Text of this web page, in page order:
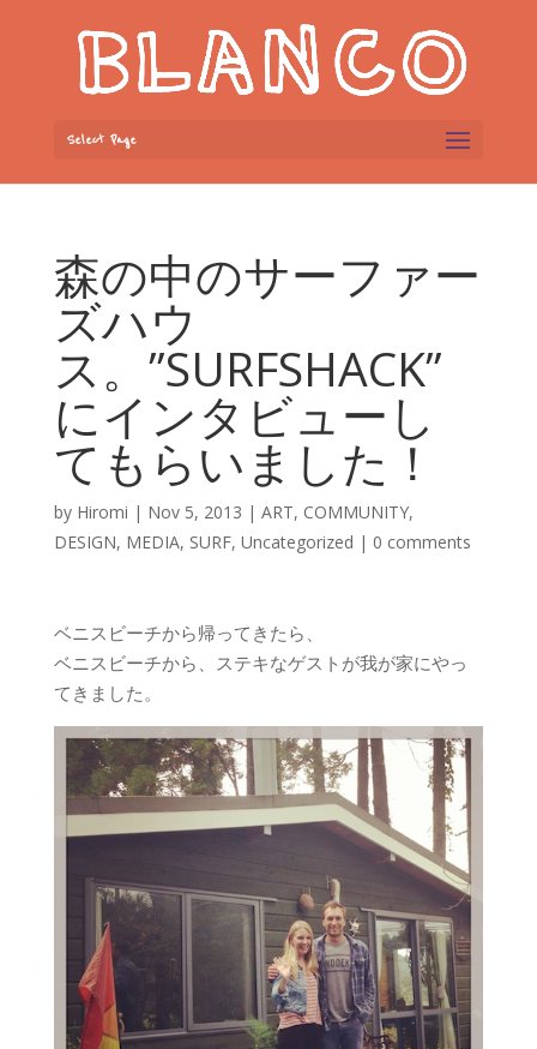
Select Page
森の中のサーファー
ズハウ
ス。”SURFSHACK”
にインタビューし
てもらいました！
by Hiromi | Nov 5, 2013 | ART, COMMUNITY,
DESIGN, MEDIA, SURF, Uncategorized | 0 comments
ベニスビーチから帰ってきたら、
ベニスビーチから、ステキなゲストが我が家にやっ
てきました。